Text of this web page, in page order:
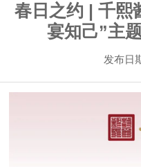
春日之约 | 千熙
宴知己”主
发布日